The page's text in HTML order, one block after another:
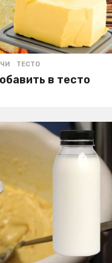
,ТЕСТО
в тесто